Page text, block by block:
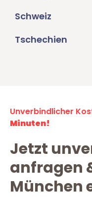
Schweiz
Tschechien
Unverbindlicher
Minuten!
Jetzt
anfragen
München